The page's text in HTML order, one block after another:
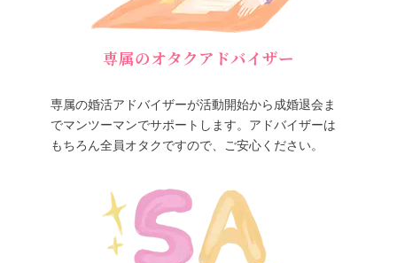
専属のオタクアドバイザー
専属の婚活アドバイザーが活動開始から成婚退会ま
でマンツーマンでサポートします。アドバイザーは
もちろん全員オタクですので、ご安心ください。